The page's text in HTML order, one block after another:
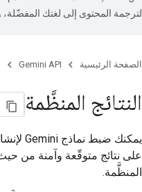
لترجمة المحتوى إلى لغتك
الصفحة الرئيسية Gemini API
النتائج المنظَّمة
على نتائج متوقّعة وآمنة من
المنظَّمة.